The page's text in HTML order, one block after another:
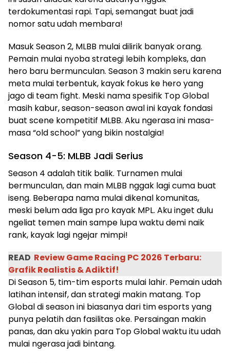
terdokumentasi rapi. Tapi, semangat buat jadi
nomor satu udah membara!
Masuk Season 2, MLBB mulai dilirik banyak orang.
Pemain mulai nyoba strategi lebih kompleks, dan
hero baru bermunculan. Season 3 makin seru karena
meta mulai terbentuk, kayak fokus ke hero yang
jago di team fight. Meski nama spesifik Top Global
masih kabur, season-season awal ini kayak fondasi
buat scene kompetitif MLBB. Aku ngerasa ini masa-
masa “old school” yang bikin nostalgia!
Season 4-5: MLBB Jadi Serius
Season 4 adalah titik balik. Turnamen mulai
bermunculan, dan main MLBB nggak lagi cuma buat
iseng. Beberapa nama mulai dikenal komunitas,
meski belum ada liga pro kayak MPL. Aku inget dulu
ngeliat temen main sampe lupa waktu demi naik
rank, kayak lagi ngejar mimpi!
READ Review Game Racing PC 2026 Terbaru:
Grafik Realistis & Adiktif!
Di Season 5, tim-tim esports mulai lahir. Pemain udah
latihan intensif, dan strategi makin matang. Top
Global di season ini biasanya dari tim esports yang
punya pelatih dan fasilitas oke. Persaingan makin
panas, dan aku yakin para Top Global waktu itu udah
mulai ngerasa jadi bintang.